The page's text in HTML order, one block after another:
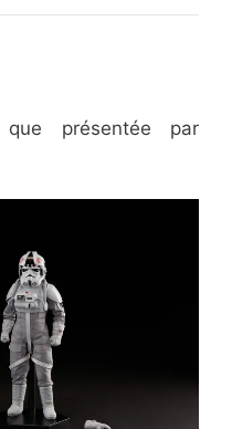
présentée par